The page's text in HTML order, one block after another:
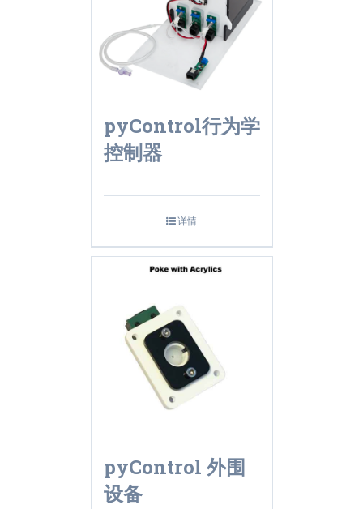
pyControl行为学
控制器
详情
pyControl 外围
设备